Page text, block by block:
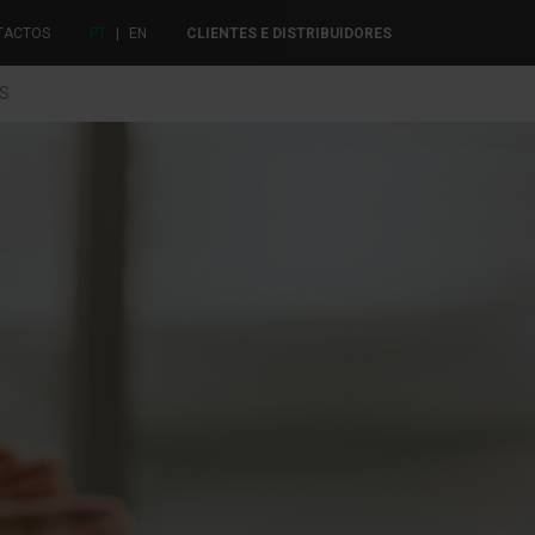
PT | EN CLIENTES E DISTRIBUIDORES